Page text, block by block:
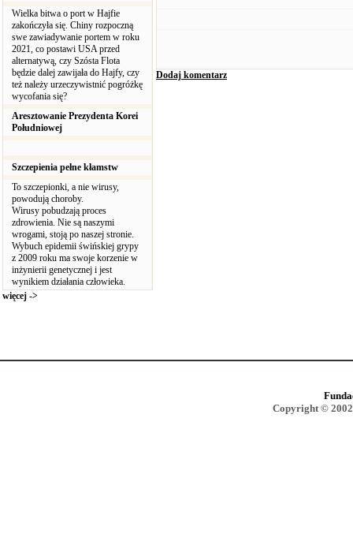
Wielka bitwa o port w Hajfie
zakończyła się. Chiny rozpoczną
swe zawiadywanie portem w roku
2021, co postawi USA przed
alternatywą, czy Szósta Flota
będzie dalej zawijała do Hajfy, czy
też należy urzeczywistnić pogróżkę
wycofania się?
Aresztowanie Prezydenta Korei
Południowej
Szczepienia pełne kłamstw
To szczepionki, a nie wirusy,
powodują choroby.
Wirusy pobudzają proces
zdrowienia. Nie są naszymi
wrogami, stoją po naszej stronie.
Wybuch epidemii świńskiej grypy
z 2009 roku ma swoje korzenie w
inżynierii genetycznej i jest
wynikiem działania człowieka.
więcej ->
Dodaj komentarz
Copyright ©